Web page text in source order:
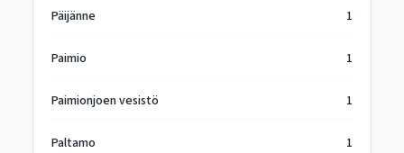
Päijänne 1
Paimio 1
Paimionjoen vesistö 1
Paltamo 1